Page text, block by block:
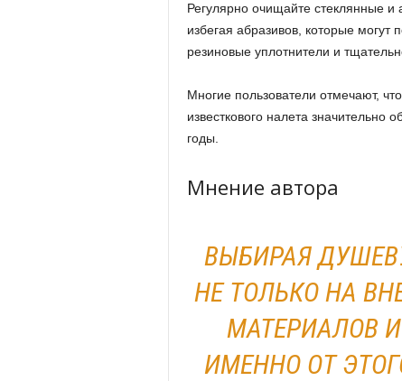
Регулярно очищайте стеклянные
избегая абразивов, которые
резиновые уплотнители и
Многие пользователи отмечают,
известкового налета значительно
годы.
Мнение автора
ВЫБИРАЯ
НЕ ТОЛЬКО НА
МАТЕРИАЛОВ
ИМЕННО ОТ